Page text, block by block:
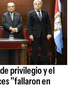
privilegio y el
"fallaron en